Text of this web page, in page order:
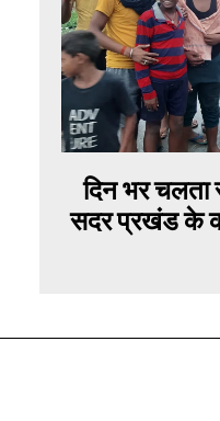
दिन भर चलता
सदर प्रखंड के